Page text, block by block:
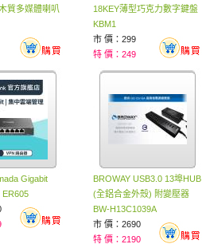
質多媒體喇叭
18KEY薄型巧克力數字鍵盤
KBM1
市 價：299
特 價：249
Gigabit
ER605
BROWAY USB3.0 13埠HUB
(全鋁合金外殼) 附變壓器
BW-H13C1039A
市 價：2690
特 價：2190